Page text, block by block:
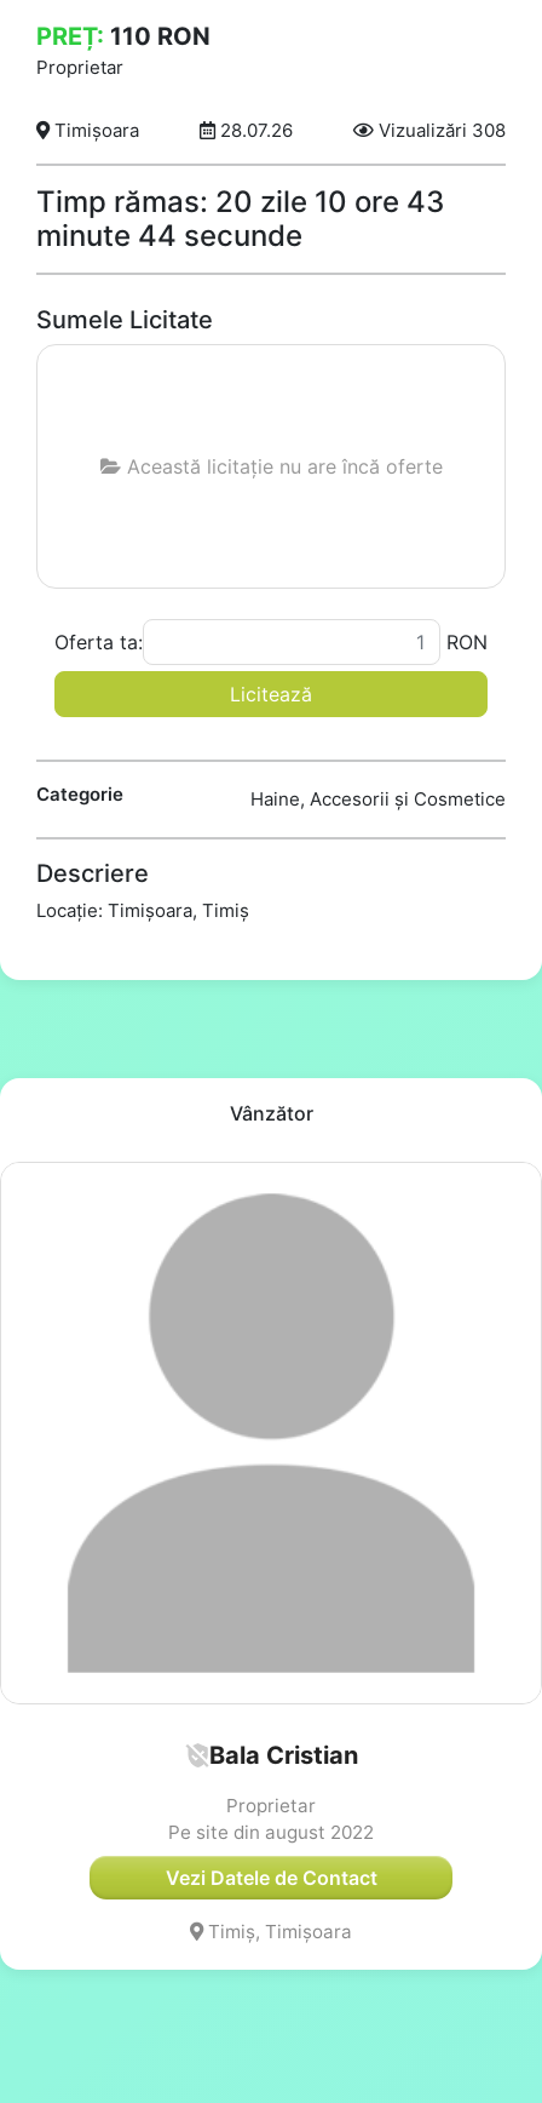
PREȚ: 110 RON
Proprietar
Timișoara 28.07.26 Vizualizări 308
Timp rămas: 20 zile 10 ore 43
minute 44 secunde
Sumele Licitate
Această licitație nu are încă oferte
Oferta ta: RON
Licitează
Categorie Haine, Accesorii și Cosmetice
Descriere
Locație: Timișoara, Timiș
Vânzător
Bala Cristian
Proprietar
Pe site din august 2022
Vezi Datele de Contact
Timiș, Timișoara